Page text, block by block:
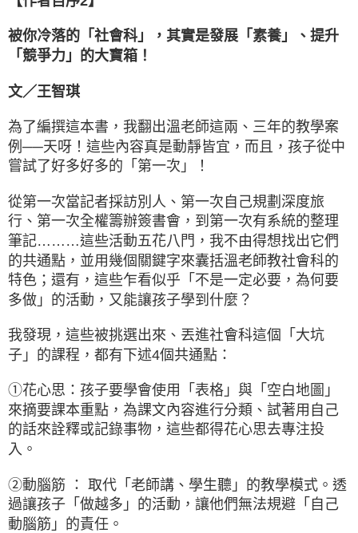
被你冷落的「社會科」，其實是發展「素養」、提升
「競爭力」的大寶箱！
文／王智琪
為了編撰這本書，我翻出溫老師這兩、三年的教學案
例──天呀！這些內容真是動靜皆宜，而且，孩子從中
嘗試了好多好多的「第一次」！
從第一次當記者採訪別人、第一次自己規劃深度旅
行、第一次全權籌辦簽書會，到第一次有系統的整理
筆記………這些活動五花八門，我不由得想找出它們
的共通點，並用幾個關鍵字來囊括溫老師教社會科的
特色；還有，這些乍看似乎「不是一定必要，為何要
多做」的活動，又能讓孩子學到什麼？
我發現，這些被挑選出來、丟進社會科這個「大坑
子」的課程，都有下述4個共通點：
①花心思：孩子要學會使用「表格」與「空白地圖」
來摘要課本重點，為課文內容進行分類、試著用自己
的話來詮釋或記錄事物，這些都得花心思去專注投
入。
②動腦筋 ： 取代「老師講、學生聽」的教學模式。透
過讓孩子「做越多」的活動，讓他們無法規避「自己
動腦筋」的責任。